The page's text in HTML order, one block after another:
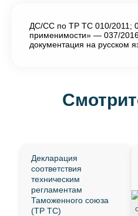
ДС/СС по ТР ТС 010/2011;
применимости» — 037/
документация на русском
Декларация
соответствия
техническим
регламентам
Таможенного союза
(ТР ТС)